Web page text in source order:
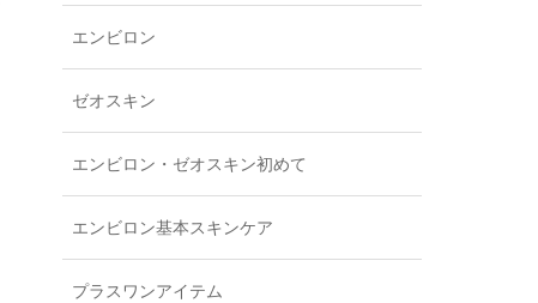
エンビロン
ゼオスキン
エンビロン・ゼオスキン初めて
エンビロン基本スキンケア
プラスワンアイテム